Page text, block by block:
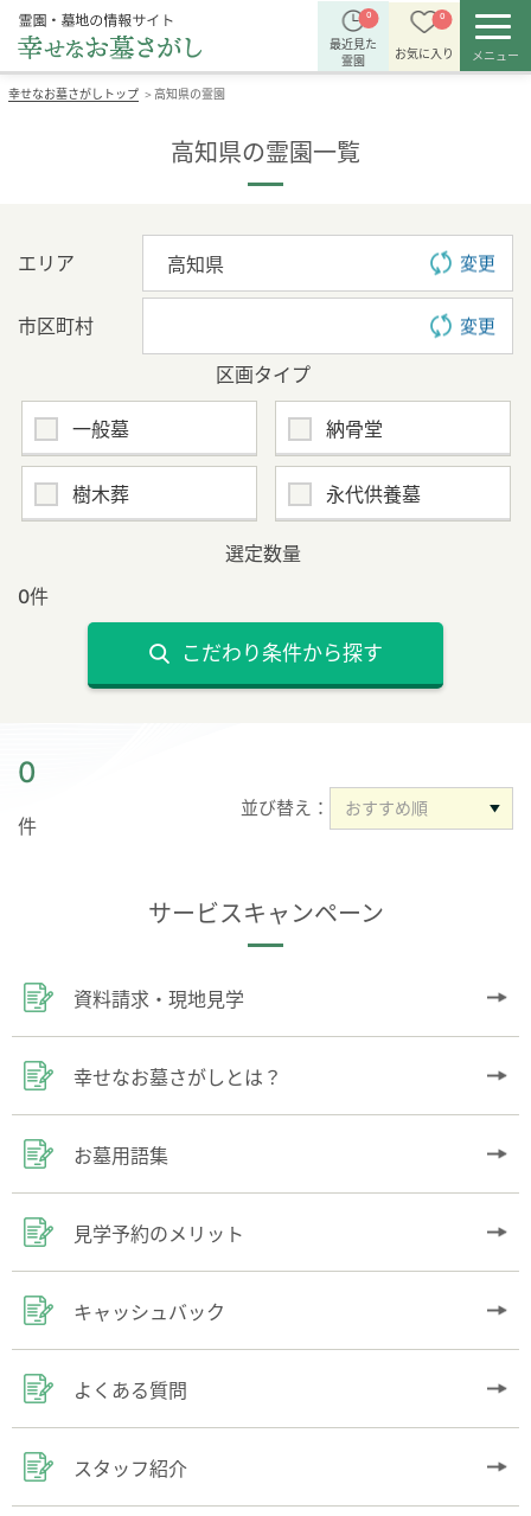
0
最近見た
霊園
0
お気に入り メニュー
幸せなお墓さがしトップ ＞ 高知県の霊園
高知県の霊園一覧
エリア 変更
市区町村 変更
区画タイプ
一般墓 納骨堂
樹木葬 永代供養墓
選定数量
0件
こだわり条件から探す
0
件
並び替え：
サービスキャンペーン
資料請求・現地見学
幸せなお墓さがしとは？
お墓用語集
見学予約のメリット
キャッシュバック
よくある質問
スタッフ紹介